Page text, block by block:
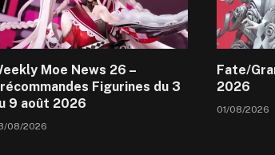
Moe News 26 –
Figurines du 3
9 août 2026
08/2026
Fate/
2026
01/08/2026